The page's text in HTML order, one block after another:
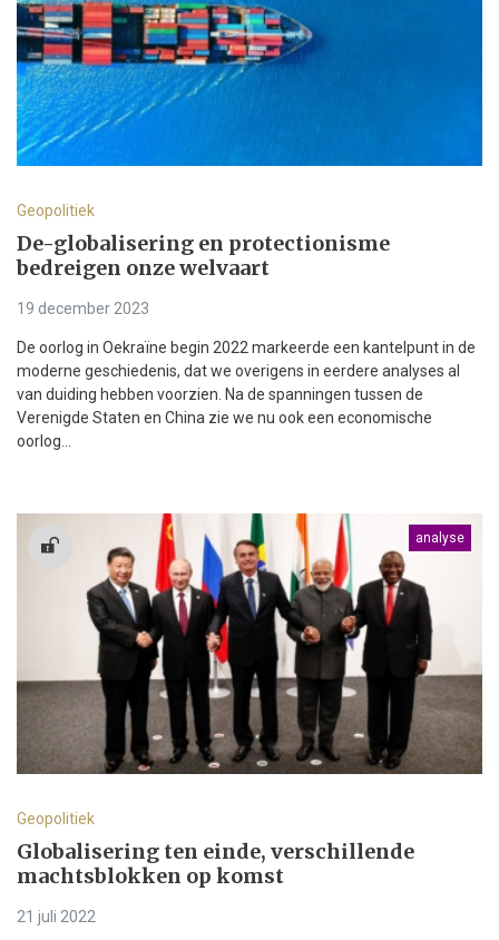
Geopolitiek
De-globalisering en protectionisme
bedreigen onze welvaart
19 december 2023
De oorlog in Oekraïne begin 2022 markeerde een kantelpunt in de
moderne geschiedenis, dat we overigens in eerdere analyses al
van duiding hebben voorzien. Na de spanningen tussen de
Verenigde Staten en China zie we nu ook een economische
oorlog...
analyse
Geopolitiek
Globalisering ten einde, verschillende
machtsblokken op komst
21 juli 2022